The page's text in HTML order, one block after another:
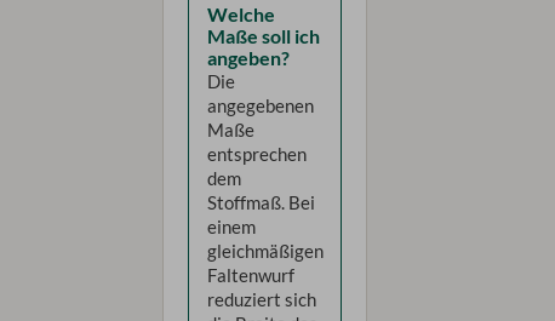
Welche
Maße soll ich
angeben?
Die
angegebenen
Maße
entsprechen
dem
Stoffmaß. Bei
einem
gleichmäßigen
Faltenwurf
reduziert sich